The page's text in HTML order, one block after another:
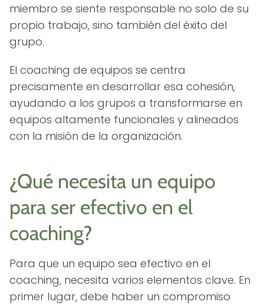
miembro se siente responsable no solo de su
propio trabajo, sino también del éxito del
grupo.
El coaching de equipos se centra
precisamente en desarrollar esa cohesión,
ayudando a los grupos a transformarse en
equipos altamente funcionales y alineados
con la misión de la organización.
¿Qué necesita un equipo
para ser efectivo en el
coaching?
Para que un equipo sea efectivo en el
coaching, necesita varios elementos clave. En
primer lugar, debe haber un compromiso